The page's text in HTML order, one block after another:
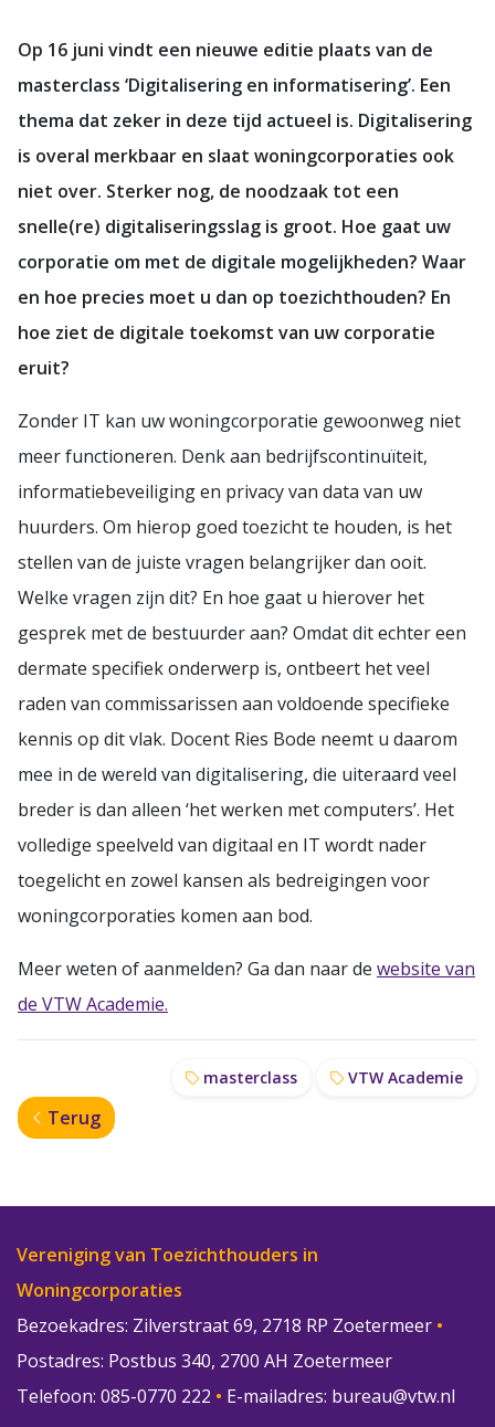
Op 16 juni vindt een nieuwe editie plaats van de
masterclass ‘Digitalisering en informatisering’. Een
thema dat zeker in deze tijd actueel is. Digitalisering
is overal merkbaar en slaat woningcorporaties ook
niet over. Sterker nog, de noodzaak tot een
snelle(re) digitaliseringsslag is groot. Hoe gaat uw
corporatie om met de digitale mogelijkheden? Waar
en hoe precies moet u dan op toezichthouden? En
hoe ziet de digitale toekomst van uw corporatie
eruit?
Zonder IT kan uw woningcorporatie gewoonweg niet
meer functioneren. Denk aan bedrijfscontinuïteit,
informatiebeveiliging en privacy van data van uw
huurders. Om hierop goed toezicht te houden, is het
stellen van de juiste vragen belangrijker dan ooit.
Welke vragen zijn dit? En hoe gaat u hierover het
gesprek met de bestuurder aan? Omdat dit echter een
dermate specifiek onderwerp is, ontbeert het veel
raden van commissarissen aan voldoende specifieke
kennis op dit vlak. Docent Ries Bode neemt u daarom
mee in de wereld van digitalisering, die uiteraard veel
breder is dan alleen ‘het werken met computers’. Het
volledige speelveld van digitaal en IT wordt nader
toegelicht en zowel kansen als bedreigingen voor
woningcorporaties komen aan bod.
Meer weten of aanmelden? Ga dan naar de website van
de VTW Academie.
masterclass VTW Academie
Terug
Vereniging van Toezichthouders in
Woningcorporaties
Bezoekadres: Zilverstraat 69, 2718 RP Zoetermeer •
Postadres: Postbus 340, 2700 AH Zoetermeer
Telefoon: 085-0770 222 • E-mailadres: bureau@vtw.nl